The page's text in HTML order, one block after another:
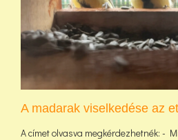
A madarak viselkedése az
A címet olvasva megkérdezhetnék: -